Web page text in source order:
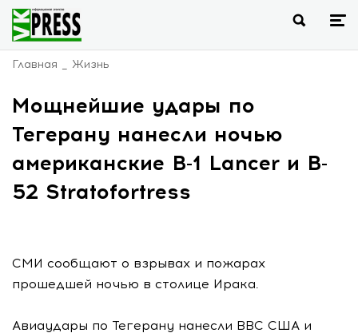
Главная Жизнь
Мощнейшие удары по
Тегерану нанесли ночью
американские B-1 Lancer и B-
52 Stratofortress
СМИ сообщают о взрывах и пожарах
прошедшей ночью в столице Ирака.
Авиаудары по Тегерану нанесли ВВС США и